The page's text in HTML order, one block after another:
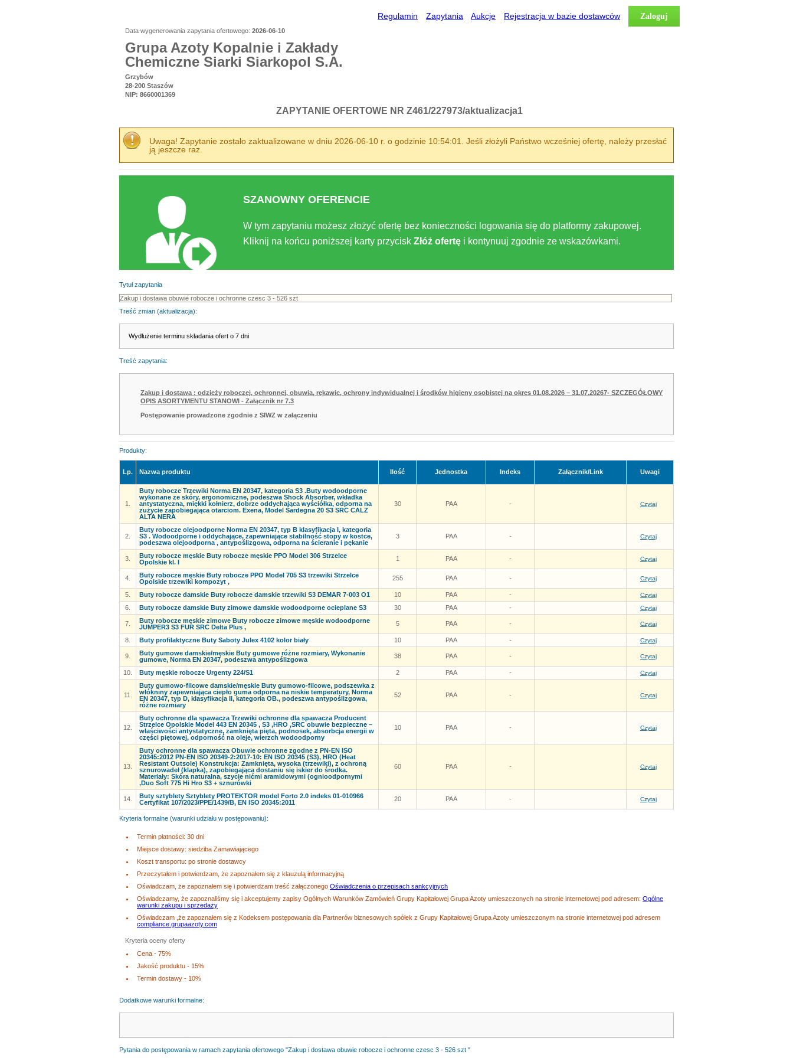
Regulamin Zapytania Aukcje Rejestracja w bazie dostawców Zaloguj
Data wygenerowania zapytania ofertowego: 2026-06-10
Grupa Azoty Kopalnie i Zakłady
Chemiczne Siarki Siarkopol S.A.
Grzybów
28-200 Staszów
NIP: 8660001369
ZAPYTANIE OFERTOWE NR Z461/227973/aktualizacja1
Uwaga! Zapytanie zostało zaktualizowane w dniu 2026-06-10 r. o godzinie 10:54:01. Jeśli złożyli Państwo wcześniej ofertę, należy przesłać
ją jeszcze raz.
SZANOWNY OFERENCIE
W tym zapytaniu możesz złożyć ofertę bez konieczności logowania się do platformy zakupowej.
Kliknij na końcu poniższej karty przycisk Złóż ofertę i kontynuuj zgodnie ze wskazówkami.
Tytuł zapytania
Treść zmian (aktualizacja):
Wydłużenie terminu składania ofert o 7 dni
Treść zapytania:
Zakup i dostawa : odzieży roboczej, ochronnej, obuwia, rękawic, ochrony indywidualnej i środków higieny osobistej na okres 01.08.2026 – 31.07.20267- SZCZEGÓŁOWY
OPIS ASORTYMENTU STANOWI - Załącznik nr 7.3
Postępowanie prowadzone zgodnie z SIWZ w załączeniu
Produkty:
Lp. Nazwa produktu Ilość Jednostka Indeks Załącznik/Link Uwagi
1.
Buty robocze Trzewiki Norma EN 20347, kategoria S3 .Buty wodoodporne
wykonane ze skóry, ergonomiczne, podeszwa Shock Absorber, wkładka
antystatyczna, miękki kołnierz, dobrze oddychająca wyściółka, odporna na
zużycie zapobiegająca otarciom. Exena, Model Sardegna 20 S3 SRC CALZ
ALTA NERA
30 PAA - Czytaj
2.
Buty robocze olejoodporne Norma EN 20347, typ B klasyfikacja I, kategoria
S3 . Wodoodporne i oddychające, zapewniające stabilność stopy w kostce,
podeszwa olejoodporna , antypoślizgowa, odporna na ścieranie i pękanie
3 PAA - Czytaj
3.
Buty robocze męskie Buty robocze męskie PPO Model 306 Strzelce
Opolskie kl. I
1 PAA - Czytaj
4.
Buty robocze męskie Buty robocze PPO Model 705 S3 trzewiki Strzelce
Opolskie trzewiki kompozyt ,
255 PAA - Czytaj
5. Buty robocze damskie Buty robocze damskie trzewiki S3 DEMAR 7-003 O1 10 PAA - Czytaj
6. Buty robocze damskie Buty zimowe damskie wodoodporne ocieplane S3 30 PAA - Czytaj
7.
Buty robocze męskie zimowe Buty robocze zimowe męskie wodoodporne
JUMPER3 S3 FUR SRC Delta Plus ,
5 PAA - Czytaj
8. Buty profilaktyczne Buty Saboty Julex 4102 kolor biały 10 PAA - Czytaj
9.
Buty gumowe damskie/męskie Buty gumowe różne rozmiary, Wykonanie
gumowe, Norma EN 20347, podeszwa antypoślizgowa
38 PAA - Czytaj
10. Buty męskie robocze Urgenty 224/S1 2 PAA - Czytaj
11.
Buty gumowo-filcowe damskie/męskie Buty gumowo-filcowe, podszewka z
włókniny zapewniająca ciepło guma odporna na niskie temperatury, Norma
EN 20347, typ D, klasyfikacja II, kategoria OB., podeszwa antypoślizgowa,
różne rozmiary
52 PAA - Czytaj
12.
Buty ochronne dla spawacza Trzewiki ochronne dla spawacza Producent
Strzelce Opolskie Model 443 EN 20345 , S3 ,HRO ,SRC obuwie bezpieczne –
właściwości antystatyczne, zamknięta pięta, podnosek, absorbcja energii w
części piętowej, odporność na oleje, wierzch wodoodporny
10 PAA - Czytaj
13.
Buty ochronne dla spawacza Obuwie ochronne zgodne z PN-EN ISO
20345:2012 PN-EN ISO 20349-2:2017-10: EN ISO 20345 (S3), HRO (Heat
Resistant Outsole) Konstrukcja: Zamknięta, wysoka (trzewiki), z ochroną
sznurowadeł (klapka), zapobiegająca dostaniu się iskier do środka.
Materiały: Skóra naturalna, szycie nićmi aramidowymi (ognioodpornymi
,Duo Soft 775 Hi Hro S3 + sznurówki
60 PAA - Czytaj
14.
Buty sztyblety Sztyblety PROTEKTOR model Forto 2.0 indeks 01-010966
Certyfikat 107/2023/PPE/1439/B, EN ISO 20345:2011
20 PAA - Czytaj
Kryteria formalne (warunki udziału w postępowaniu):
Termin płatności: 30 dni
Miejsce dostawy: siedziba Zamawiającego
Koszt transportu: po stronie dostawcy
Przeczytałem i potwierdzam, że zapoznałem się z klauzulą informacyjną
Oświadczam, że zapoznałem się i potwierdzam treść załączonego Oświadczenia o przepisach sankcyjnych
Oświadczamy, że zapoznaliśmy się i akceptujemy zapisy Ogólnych Warunków Zamówień Grupy Kapitałowej Grupa Azoty umieszczonych na stronie internetowej pod adresem: Ogólne
warunki zakupu i sprzedaży
Oświadczam ,że zapoznałem się z Kodeksem postępowania dla Partnerów biznesowych spółek z Grupy Kapitałowej Grupa Azoty umieszczonym na stronie internetowej pod adresem
compliance.grupaazoty.com
Kryteria oceny oferty
Cena - 75%
Jakość produktu - 15%
Termin dostawy - 10%
Dodatkowe warunki formalne:
Pytania do postępowania w ramach zapytania ofertowego "Zakup i dostawa obuwie robocze i ochronne czesc 3 - 526 szt "